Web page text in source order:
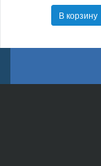
В корзину